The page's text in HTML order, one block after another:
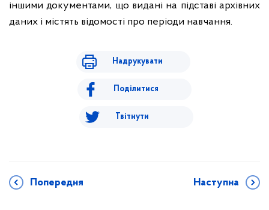
іншими документами, що видані на підставі архівних
даних і містять відомості про періоди навчання.
Надрукувати
Поділитися
Твітнути
Попередня Наступна